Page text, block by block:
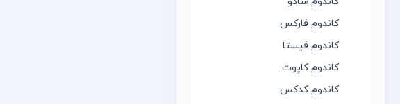
کاندوم فارکس
کاندوم فیستا
کاندوم کاپوت
کاندوم کدکس